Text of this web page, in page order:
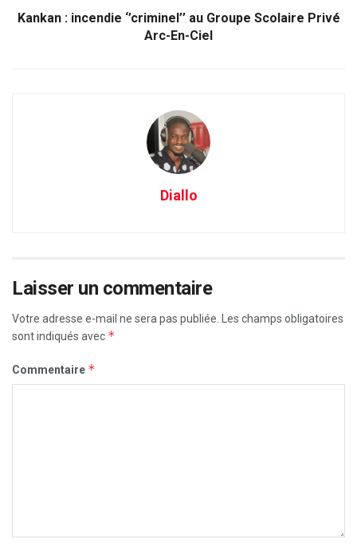
Kankan : incendie ‘’criminel’’ au Groupe Scolaire Privé
Arc-En-Ciel
Diallo
Laisser un commentaire
Votre adresse e-mail ne sera pas publiée.
Les champs obligatoires
sont indiqués avec *
Commentaire *